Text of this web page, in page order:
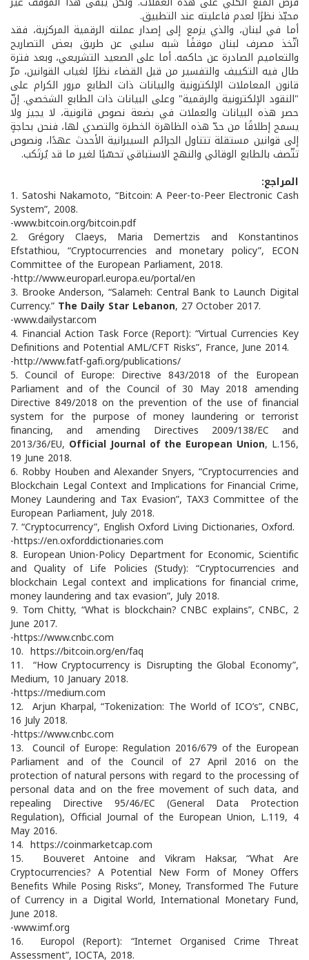
محبّذ نظرًا لعدم فاعليته عند التطبيق.
أما في لبنان، والذي يزمع إلى إصدار عملته الرقمية المركزية، فقد
اتّخذ مصرف لبنان موقفًا شبه سلبي عن طريق بعض التصاريح
والتعاميم الصادرة عن حاكمه. أما على الصعيد التشريعي، وبعد فترة
طال فيه التكييف والتفسير من قبل القضاء نظرًا لغياب القوانين، مرّ
قانون المعاملات الإلكترونية والبيانات ذات الطابع مرور الكرام على
"النقود الإلكترونية والرقمية" وعلى البيانات ذات الطابع الشخصي. إنّ
حصر هذه البيانات والعملات في بضعة نصوص قانونية، لا يجيز ولا
يسمح إطلاقًا من حدّ هذه الظاهرة الخطرة والتصدي لها، فنحن بحاجةٍ
إلى قوانين مستقلة تتناول الجرائم السيبرانية الأحدث عهدًا، ونصوص
تتّصف بالطابع الوقائي والنهج الاستباقي تحسّبًا لغير ما قد يُرتَكب.
المراجع:
1. Satoshi Nakamoto, “Bitcoin: A Peer-to-Peer Electronic Cash
System”, 2008.
-www.bitcoin.org/bitcoin.pdf
2. Grégory Claeys, Maria Demertzis and Konstantinos
Efstathiou, “Cryptocurrencies and monetary policy”, ECON
Committee of the European Parliament, 2018.
-http://www.europarl.europa.eu/portal/en
3. Brooke Anderson, “Salameh: Central Bank to Launch Digital
Currency.” The Daily Star Lebanon, 27 October 2017.
-www.dailystar.com
4. Financial Action Task Force (Report): “Virtual Currencies Key
Definitions and Potential AML/CFT Risks”, France, June 2014.
-http://www.fatf-gafi.org/publications/
5. Council of Europe: Directive 843/2018 of the European
Parliament and of the Council of 30 May 2018 amending
Directive 849/2018 on the prevention of the use of financial
system for the purpose of money laundering or terrorist
financing, and amending Directives 2009/138/EC and
2013/36/EU, Official Journal of the European Union, L.156,
19 June 2018.
6. Robby Houben and Alexander Snyers, “Cryptocurrencies and
Blockchain Legal Context and Implications for Financial Crime,
Money Laundering and Tax Evasion”, TAX3 Committee of the
European Parliament, July 2018.
7. “Cryptocurrency”, English Oxford Living Dictionaries, Oxford.
-https://en.oxforddictionaries.com
8. European Union-Policy Department for Economic, Scientific
and Quality of Life Policies (Study): “Cryptocurrencies and
blockchain Legal context and implications for financial crime,
money laundering and tax evasion”, July 2018.
9. Tom Chitty, “What is blockchain? CNBC explains”, CNBC, 2
June 2017.
-https://www.cnbc.com
10. https://bitcoin.org/en/faq
11. “How Cryptocurrency is Disrupting the Global Economy”,
Medium, 10 January 2018.
-https://medium.com
12. Arjun Kharpal, “Tokenization: The World of ICO’s”, CNBC,
16 July 2018.
-https://www.cnbc.com
13. Council of Europe: Regulation 2016/679 of the European
Parliament and of the Council of 27 April 2016 on the
protection of natural persons with regard to the processing of
personal data and on the free movement of such data, and
repealing Directive 95/46/EC (General Data Protection
Regulation), Official Journal of the European Union, L.119, 4
May 2016.
14. https://coinmarketcap.com
15. Bouveret Antoine and Vikram Haksar, “What Are
Cryptocurrencies? A Potential New Form of Money Offers
Benefits While Posing Risks”, Money, Transformed The Future
of Currency in a Digital World, International Monetary Fund,
June 2018.
-www.imf.org
16. Europol (Report): “Internet Organised Crime Threat
Assessment”, IOCTA, 2018.